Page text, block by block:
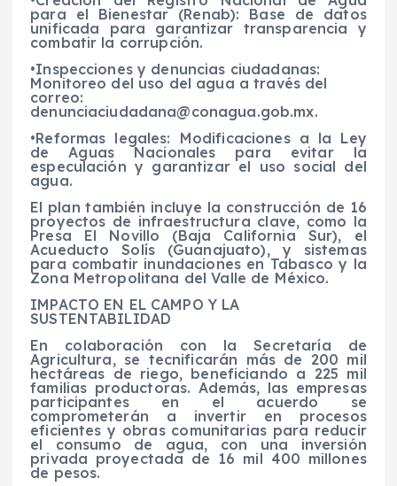
para el Bienestar (Renab): Base de datos
unificada para garantizar transparencia y
combatir la corrupción.
•Inspecciones y denuncias ciudadanas:
Monitoreo del uso del agua a través del
correo:
denunciaciudadana@conagua.gob.mx.
•Reformas legales: Modificaciones a la Ley
de Aguas Nacionales para evitar la
especulación y garantizar el uso social del
agua.
El plan también incluye la construcción de 16
proyectos de infraestructura clave, como la
Presa El Novillo (Baja California Sur), el
Acueducto Solís (Guanajuato), y sistemas
para combatir inundaciones en Tabasco y la
Zona Metropolitana del Valle de México.
IMPACTO EN EL CAMPO Y LA
SUSTENTABILIDAD
En colaboración con la Secretaría de
Agricultura, se tecnificarán más de 200 mil
hectáreas de riego, beneficiando a 225 mil
familias productoras. Además, las empresas
participantes en el acuerdo se
comprometerán a invertir en procesos
eficientes y obras comunitarias para reducir
el consumo de agua, con una inversión
privada proyectada de 16 mil 400 millones
de pesos.